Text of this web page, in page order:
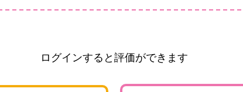
ログインすると評価ができます